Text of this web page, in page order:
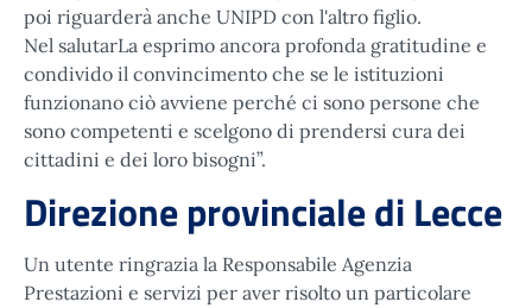
poi riguarderà anche UNIPD con l'altro figlio.
Nel salutarLa esprimo ancora profonda gratitudine e
condivido il convincimento che se le istituzioni
funzionano ciò avviene perché ci sono persone che
sono competenti e scelgono di prendersi cura dei
cittadini e dei loro bisogni”.
Direzione provinciale di Lecce
Un utente ringrazia la Responsabile Agenzia
Prestazioni e servizi per aver risolto un particolare